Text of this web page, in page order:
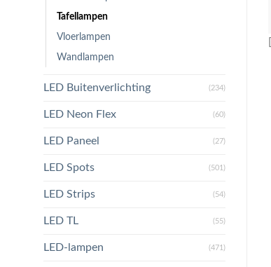
Tafellampen
Vloerlampen
Wandlampen
LED Buitenverlichting (234)
LED Neon Flex (60)
LED Paneel (27)
LED Spots (501)
LED Strips (54)
LED TL (55)
LED-lampen (471)